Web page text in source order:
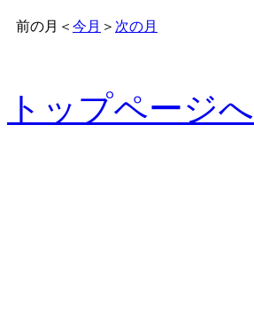
前の月 ＜ 今月 ＞ 次の月
トップページへ